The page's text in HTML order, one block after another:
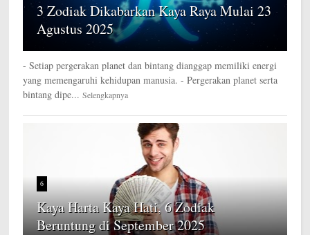
3 Zodiak Dikabarkan Kaya Raya Mulai 23
Agustus 2025
- Setiap pergerakan planet dan bintang dianggap memiliki energi
yang memengaruhi kehidupan manusia. - Pergerakan planet serta
bintang dipe... Selengkapnya
6
Kaya Harta Kaya Hati, 6 Zodiak
Beruntung di September 2025